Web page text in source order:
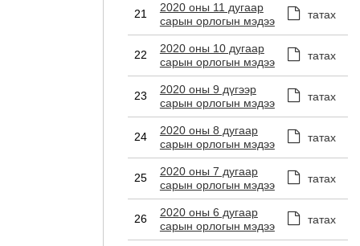
21
2020 оны 11 дугаар
сарын орлогын мэдээ
татах
22
2020 оны 10 дугаар
сарын орлогын мэдээ
татах
23
2020 оны 9 дүгээр
сарын орлогын мэдээ
татах
24
2020 оны 8 дугаар
сарын орлогын мэдээ
татах
25
2020 оны 7 дугаар
сарын орлогын мэдээ
татах
26
2020 оны 6 дугаар
сарын орлогын мэдээ
татах